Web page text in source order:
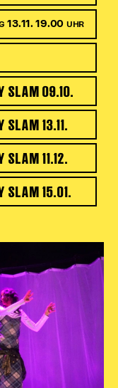
13.11. 19.00 UHR
SLAM 09.10.
SLAM 13.11.
SLAM 11.12.
SLAM 15.01.